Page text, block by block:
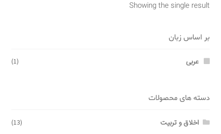
Showing the single result
بر اساس زبان
عربی (1)
دسته های محصولات
اخلاق و تربیت (13)